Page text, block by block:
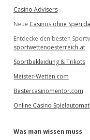
Casino Advisers
Neue Casinos ohne
Entdecke den besten
sportwettenoesterreich.at
Sportbekleidung & Trikots
Meister-Wetten.com
Bestercasinomentor.com
Online Casino
Was man wissen muss